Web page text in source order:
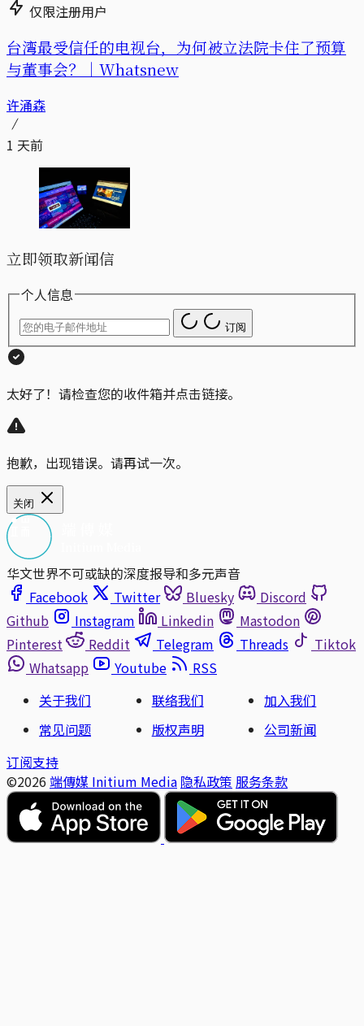
仅限注册用户
台湾最受信任的电视台，为何被立法院卡住了预算
与董事会？｜Whatsnew
许涌森
1 天前
立即领取新闻信
个人信息
订阅
太好了！请检查您的收件箱并点击链接。
抱歉，出现错误。请再试一次。
关闭
华文世界不可或缺的深度报导和多元声音
Facebook
Twitter Bluesky
Discord
Github
Instagram Linkedin
Mastodon
Pinterest
Reddit Telegram Threads
Tiktok
Whatsapp
Youtube
RSS
关于我们
联络我们
加入我们
常见问题
版权声明
公司新闻
订阅支持
©2026 端傳媒 Initium Media 隐私政策 服务条款